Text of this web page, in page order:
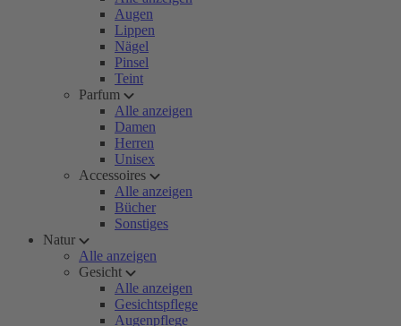
Augen
Lippen
Nägel
Pinsel
Teint
Parfum
Alle anzeigen
Damen
Herren
Unisex
Accessoires
Alle anzeigen
Bücher
Sonstiges
Natur
Alle anzeigen
Gesicht
Alle anzeigen
Gesichtspflege
Augenpflege